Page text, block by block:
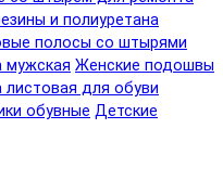
и полиуретана
полосы со штырями
Женские подошвы
листовая для обуви
обувные Детские